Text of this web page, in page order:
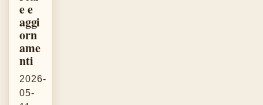
e e
aggi
orn
ame
nti
2026-
05-